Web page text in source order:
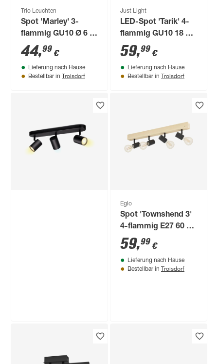
Trio Leuchten
Spot 'Marley' 3-
flammig GU10 Ø 6 x
44 x 16 x 9 cm
44,99 €
Lieferung nach Hause
Bestellbar in Troisdorf
Just Light
LED-Spot 'Tarik' 4-
flammig GU10 18 W
360 lm warmweiß
83,4 x 16 x 76,5 cm
59,99 €
Lieferung nach Hause
Bestellbar in Troisdorf
dimmbar 1035 lm
Eglo
Spot 'Townshend 3'
4-flammig E27 60 W
Ø 5 cm
59,99 €
Lieferung nach Hause
Bestellbar in Troisdorf